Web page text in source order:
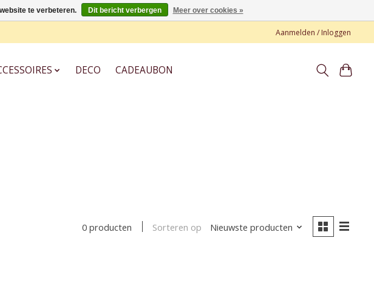
Aanmelden / Inloggen
DECO CADEAUBON
0 producten Sorteren op Nieuwste producten
te verbeteren. Dit bericht verbergen Meer over cookies »